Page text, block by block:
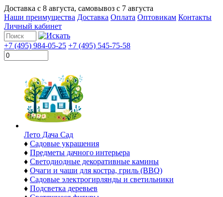
Доставка с 8 августа, самовывоз с 7 августа
Наши преимущества Доставка Оплата Оптовикам Контакты
Личный кабинет
+7 (495) 984-05-25 +7 (495) 545-75-58
Лето Дача Сад
♦ Садовые украшения
♦ Предметы дачного интерьера
♦ Светодиодные декоративные камины
♦ Очаги и чаши для костра, гриль (BBQ)
♦ Садовые электрогирлянды и светильники
♦ Подсветка деревьев